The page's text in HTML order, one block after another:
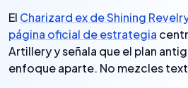
El Charizard ex de Shining
página oficial de estrategia
Artillery y señala que el plan
enfoque aparte. No mezcles